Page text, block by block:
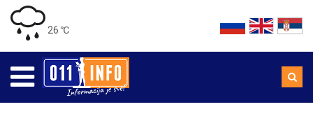
26 ℃